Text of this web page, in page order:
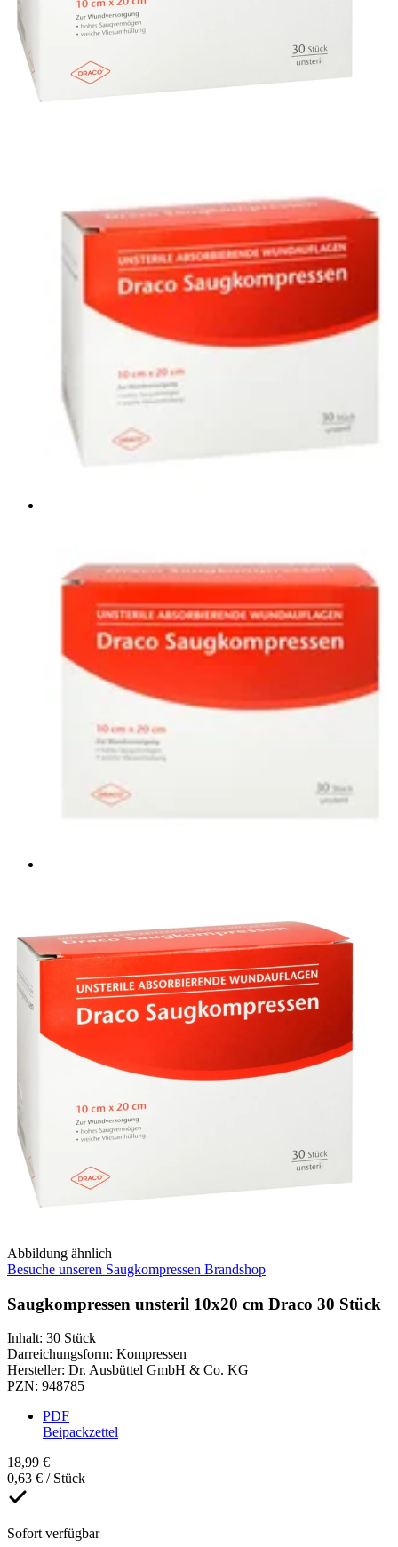
Abbildung ähnlich
Besuche unseren Saugkompressen Brandshop
Saugkompressen unsteril 10x20 cm Draco 30 Stück
Inhalt: 30 Stück
Darreichungsform: Kompressen
Hersteller: Dr. Ausbüttel GmbH & Co. KG
PZN: 948785
PDF
Beipackzettel
18,99 €
0,63 € / Stück
Sofort verfügbar